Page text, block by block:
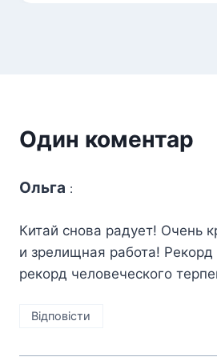
Один коментар
Ольга :
Китай снова радует! Очень
и зрелищная работа! Рекорд
рекорд человеческого
Відповіcти